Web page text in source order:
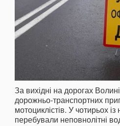
За вихідні на дорогах
дорожньо-транспортних
мотоциклістів. У чотирьох
перебували неповнолітні